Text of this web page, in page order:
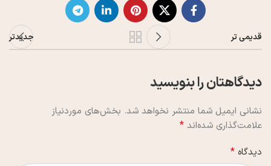
جدیدتر قدیمی تر
دیدگاهتان را بنویسید
نشانی ایمیل شما منتشر نخواهد شد. بخش‌های موردنیاز
علامت‌گذاری شده‌اند *
دیدگاه *